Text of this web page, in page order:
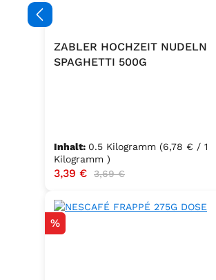
ZABLER HOCHZEIT NUDELN
SPAGHETTI 500G
Inhalt: 0.5 Kilogramm (6,78 € / 1
Kilogramm )
Verkaufspreis:
3,39 € Regulärer Preis:
3,69 €
Rabatt
%